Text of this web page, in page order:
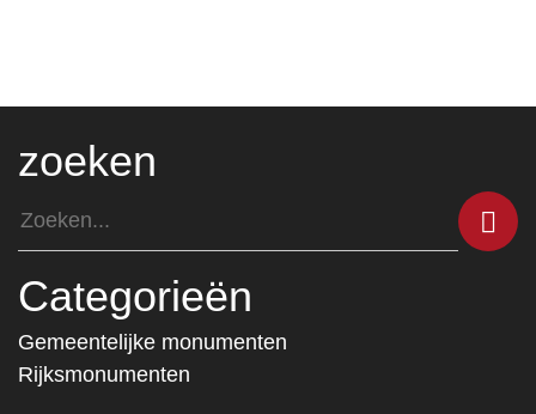
zoeken
Categorieën
Gemeentelijke monumenten
Rijksmonumenten